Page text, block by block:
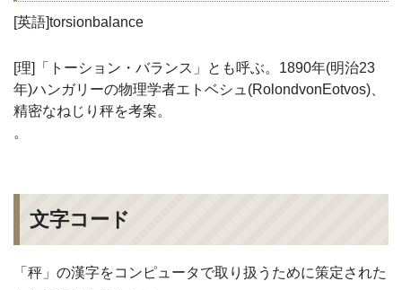
[英語]torsionbalance
[理]「トーション・バランス」とも呼ぶ。1890年(明治23
年)ハンガリーの物理学者エトベシュ(RolondvonEotvos)、
精密なねじり秤を考案。
。
文字コード
「秤」の漢字をコンピュータで取り扱うために策定された